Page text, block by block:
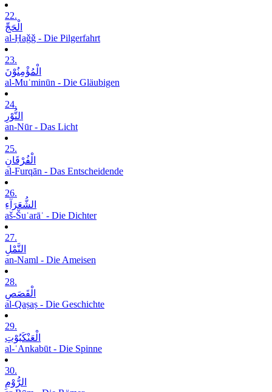
22.
الْحَجِّ
al-Ḥaǧǧ - Die Pilgerfahrt
23.
الْمُؤْمِنُوْنَ
al-Muʾminūn - Die Gläubigen
24.
النُّوْرِ
an-Nūr - Das Licht
25.
الْفُرْقَانِ
al-Furqān - Das Entscheidende
26.
الشُّعَرَآءِ
aš-Šuʿarāʾ - Die Dichter
27.
النَّمْلِ
an-Naml - Die Ameisen
28.
الْقَصَصِ
al-Qaṣaṣ - Die Geschichte
29.
الْعَنْکَبُوْتِ
al-ʿAnkabūt - Die Spinne
30.
الرُّوْمِ